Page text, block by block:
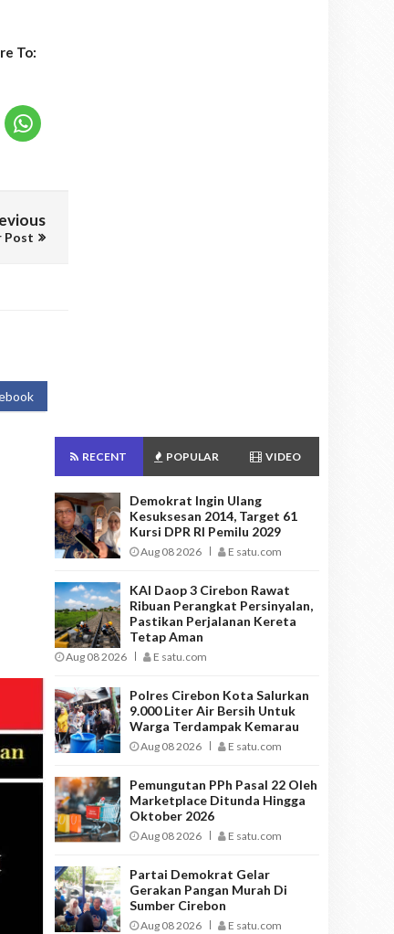
To:
Post
RECENT POPULAR VIDEO
Demokrat Ingin Ulang
Kesuksesan 2014, Target 61
Kursi DPR RI Pemilu 2029
Aug 08 2026 E satu.com
KAI Daop 3 Cirebon Rawat
Ribuan Perangkat Persinyalan,
Pastikan Perjalanan Kereta
Tetap Aman
Aug 08 2026 E satu.com
Polres Cirebon Kota Salurkan
9.000 Liter Air Bersih Untuk
Warga Terdampak Kemarau
Aug 08 2026 E satu.com
Pemungutan PPh Pasal 22 Oleh
Marketplace Ditunda Hingga
Oktober 2026
Aug 08 2026 E satu.com
Partai Demokrat Gelar
Gerakan Pangan Murah Di
Sumber Cirebon
Aug 08 2026 E satu.com